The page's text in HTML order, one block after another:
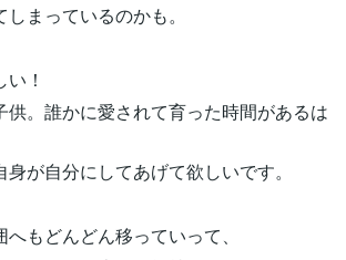
まっているのかも。
！
供。誰かに愛されて育った時間があるは
が自分にしてあげて欲しいです。
もどんどん移っていって、